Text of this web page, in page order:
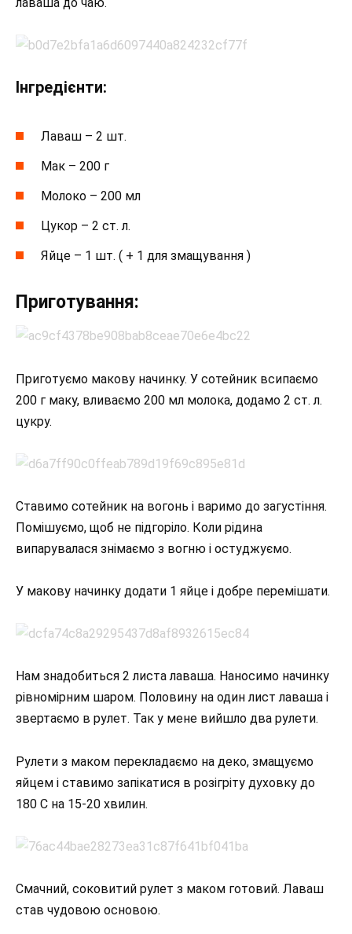
Інгредієнти:
Лаваш – 2 шт.
Мак – 200 г
Молоко – 200 мл
Цукор – 2 ст. л.
Яйце – 1 шт. ( + 1 для змащування )
Приготування:
Приготуємо макову начинку. У сотейник всипаємо
200 г маку, вливаємо 200 мл молока, додамо 2 ст. л.
цукру.
Ставимо сотейник на вогонь і варимо до загустіння.
Помішуємо, щоб не підгоріло. Коли рідина
випарувалася знімаємо з вогню і остуджуємо.
У макову начинку додати 1 яйце і добре перемішати.
Нам знадобиться 2 листа лаваша. Наносимо начинку
рівномірним шаром. Половину на один лист лаваша і
звертаємо в рулет. Так у мене вийшло два рулети.
Рулети з маком перекладаємо на деко, змащуємо
яйцем і ставимо запікатися в розігріту духовку до
180 С на 15-20 хвилин.
Смачний, соковитий рулет з маком готовий. Лаваш
став чудовою основою.